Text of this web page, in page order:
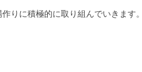
りに積極的に取り組んでいきます